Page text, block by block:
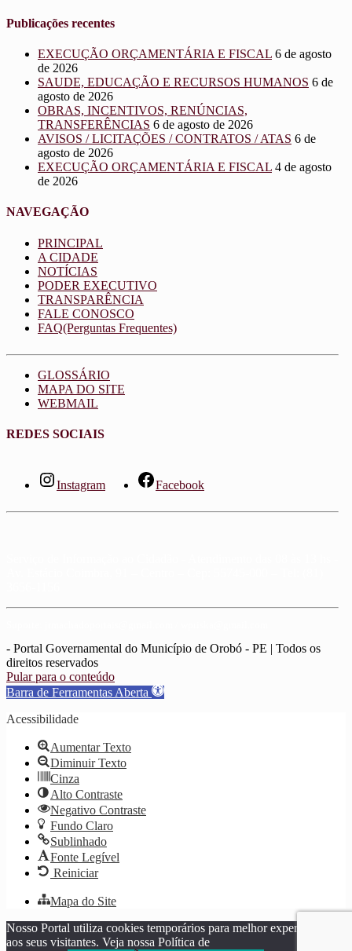
Publicações recentes
EXECUÇÃO ORÇAMENTÁRIA E FISCAL 6 de agosto
de 2026
SAUDE, EDUCAÇÃO E RECURSOS HUMANOS 6 de
agosto de 2026
OBRAS, INCENTIVOS, RENÚNCIAS,
TRANSFERÊNCIAS 6 de agosto de 2026
AVISOS / LICITAÇÕES / CONTRATOS / ATAS 6 de
agosto de 2026
EXECUÇÃO ORÇAMENTÁRIA E FISCAL 4 de agosto
de 2026
NAVEGAÇÃO
PRINCIPAL
A CIDADE
NOTÍCIAS
PODER EXECUTIVO
TRANSPARÊNCIA
FALE CONOSCO
FAQ(Perguntas Frequentes)
GLOSSÁRIO
MAPA DO SITE
WEBMAIL
REDES SOCIAIS
Instagram Facebook
- Portal Governamental do Município de Orobó - PE | Todos os
direitos reservados
Pular para o conteúdo
Barra de Ferramentas Aberta
Acessibilidade
Aumentar Texto
Diminuir Texto
Cinza
Alto Contraste
Negativo Contraste
Fundo Claro
Sublinhado
Fonte Legível
Reiniciar
Mapa do Site
Nosso Portal utiliza cookies temporários para melhor experiência
aos seus visitantes. Veja nossa Política de